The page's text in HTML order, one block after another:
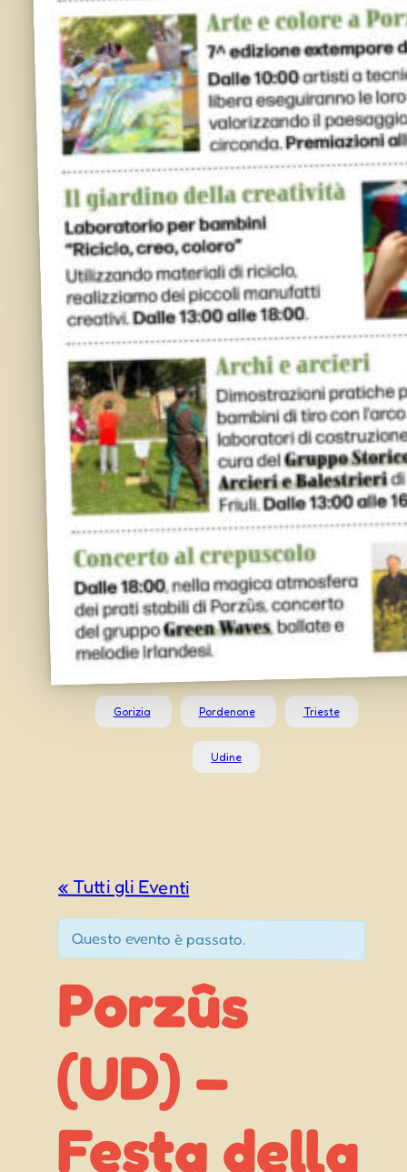
Gorizia Pordenone Trieste
Udine
« Tutti gli Eventi
Questo evento è passato.
Porzûs
(UD) –
Festa della